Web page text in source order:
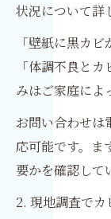
状況について詳
「壁紙に黒カ
「体調不良と
みはご家庭によ
お問い合わせは
応可能です。ま
要かを確認して
2. 現地調査で